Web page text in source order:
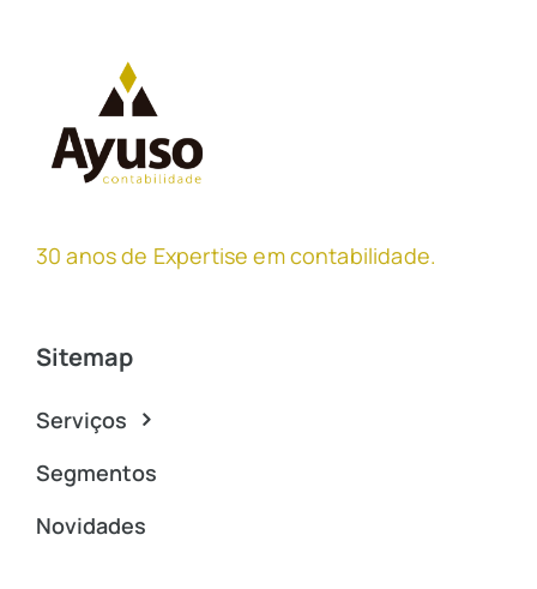
30 anos de Expertise em contabilidade.
Sitemap
Serviços
Segmentos
Novidades